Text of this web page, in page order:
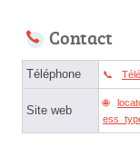
Contact
Téléphone
Site web